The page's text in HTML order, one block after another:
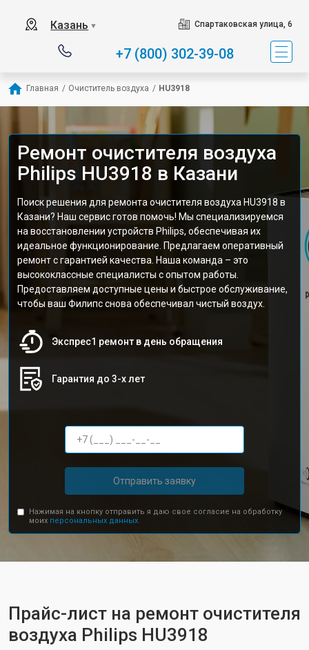
Казань ▼ Спартаковская улица, 6
+7 (800) 302-39-08
Главная / Очиститель воздуха / HU3918
Ремонт очистителя воздуха
Philips HU3918 в Казани
Поиск решения для ремонта очистителя воздуха HU3918 в
Казани? Наш сервис готов помочь! Мы специализируемся
на восстановлении устройств Philips, обеспечивая их
идеальное функционирование. Предлагаем оперативный
ремонт с гарантией качества. Наша команда – это
высококлассные специалисты с опытом работы.
Предоставляем доступные цены и быстрое обслуживание,
чтобы ваш Филипс снова обеспечивал чистый воздух.
Экспрес1 ремонт в день обращения
Гарантия до 3-х лет
Отправить заявку
Нажимая на кнопку отправить я даю свое согласие на обработку
моих персональных данных.
Прайс-лист на ремонт очистителя
воздуха Philips HU3918